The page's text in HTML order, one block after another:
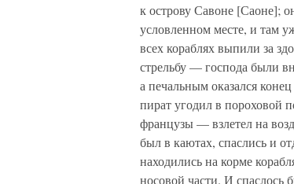
к острову Савоне [Саоне];
условленном месте, и там
всех кораблях выпили за
стрельбу — господа были
а печальным оказался
пират угодил в пороховой
французы — взлетел на
был в каютах, спаслись и
находились на корме
носовой части. И спаслось